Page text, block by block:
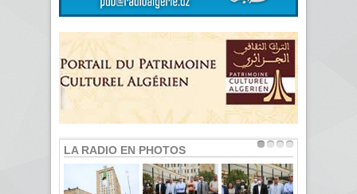
LA RADIO EN PHOTOS